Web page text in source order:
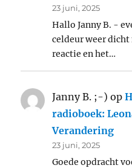
23 juni, 2025
Hallo Janny B. -
celdeur weer
reactie en het…
Janny B. ;-) op
radioboek:
Verandering
23 juni, 2025
Goede opdracht